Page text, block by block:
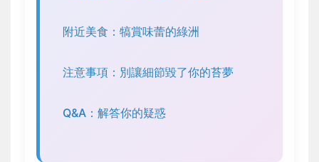
附近美食：犒賞味蕾的綠洲
注意事項：別讓細節毀了你的苔夢
Q&A：解答你的疑惑